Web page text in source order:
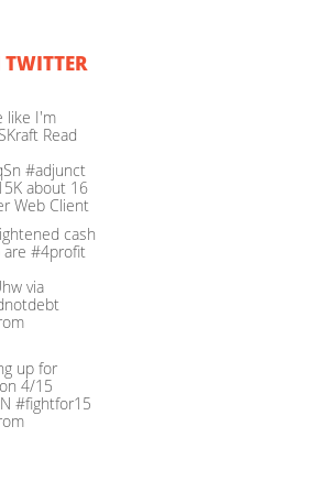
like I'm
Read
#adjunct
about 16
Web Client
cash
are #4profit
via
up for
4/15
#fightfor15